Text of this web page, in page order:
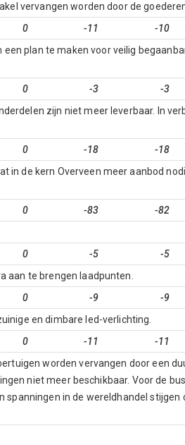
vervangen worden door de
0 -11 -10
plan te maken voor veilig
0 -3 -3
zijn niet meer leverbaar. In
0 -18 -18
in de kern Overveen meer aanbod
0 -83 -82
0 -5 -5
aan te brengen laadpunten.
0 -9 -9
en dimbare led-verlichting.
0 -11 -11
worden vervangen door een
niet meer beschikbaar. Voor de
spanningen in de wereldhandel stijgen